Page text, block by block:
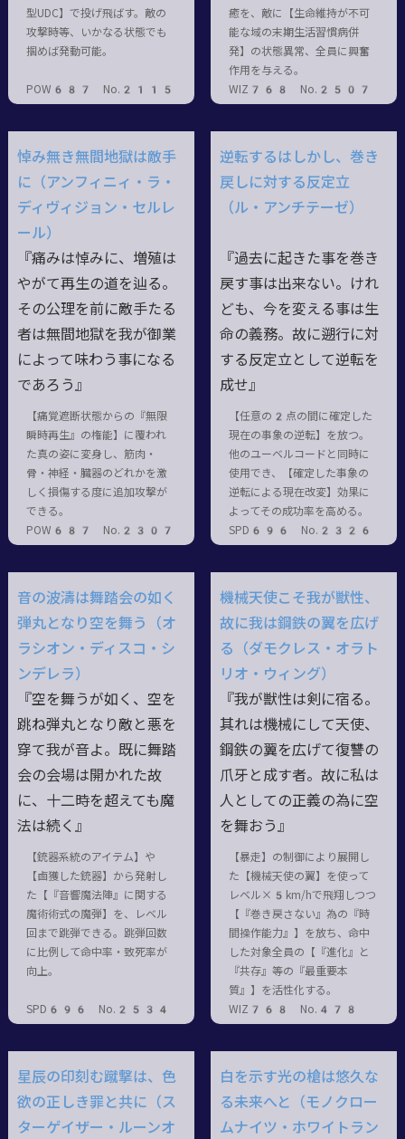
型UDC】で投げ飛ばす。敵の
攻撃時等、いかなる状態でも
掴めば発動可能。
POW687 No.2115
癒を、敵に【生命維持が不可
能な域の末期生活習慣病併
発】の状態異常、全員に興奮
作用を与える。
WIZ768 No.2507
悼み無き無間地獄は敵手
に（アンフィニィ・ラ・
ディヴィジョン・セルレ
ール）
『痛みは悼みに、増殖は
やがて再生の道を辿る。
その公理を前に敵手たる
者は無間地獄を我が御業
によって味わう事になる
であろう』
【痛覚遮断状態からの『無限
瞬時再生』の権能】に覆われ
た真の姿に変身し、筋肉・
骨・神経・臓器のどれかを激
しく損傷する度に追加攻撃が
できる。
POW687 No.2307
逆転するはしかし、巻き
戻しに対する反定立
（ル・アンチテーゼ）
『過去に起きた事を巻き
戻す事は出来ない。けれ
ども、今を変える事は生
命の義務。故に遡行に対
する反定立として逆転を
成せ』
【任意の2点の間に確定した
現在の事象の逆転】を放つ。
他のユーベルコードと同時に
使用でき、【確定した事象の
逆転による現在改変】効果に
よってその成功率を高める。
SPD696 No.2326
音の波濤は舞踏会の如く
弾丸となり空を舞う（オ
ラシオン・ディスコ・シ
ンデレラ）
『空を舞うが如く、空を
跳ね弾丸となり敵と悪を
穿て我が音よ。既に舞踏
会の会場は開かれた故
に、十二時を超えても魔
法は続く』
【銃器系統のアイテム】や
【鹵獲した銃器】から発射し
た【『音響魔法陣』に関する
魔術術式の魔弾】を、レベル
回まで跳弾できる。跳弾回数
に比例して命中率・致死率が
向上。
SPD696 No.2534
機械天使こそ我が獣性、
故に我は鋼鉄の翼を広げ
る（ダモクレス・オラト
リオ・ウィング）
『我が獣性は剣に宿る。
其れは機械にして天使、
鋼鉄の翼を広げて復讐の
爪牙と成す者。故に私は
人としての正義の為に空
を舞おう』
【暴走】の制御により展開し
た【機械天使の翼】を使って
レベル×5km/hで飛翔しつつ
【『巻き戻さない』為の『時
間操作能力』】を放ち、命中
した対象全員の【『進化』と
『共存』等の『最重要本
質』】を活性化する。
WIZ768 No.478
星辰の印刻む蹴撃は、色
欲の正しき罪と共に（ス
ターゲイザー・ルーンオ
白を示す光の槍は悠久な
る未来へと（モノクロー
ムナイツ・ホワイトラン